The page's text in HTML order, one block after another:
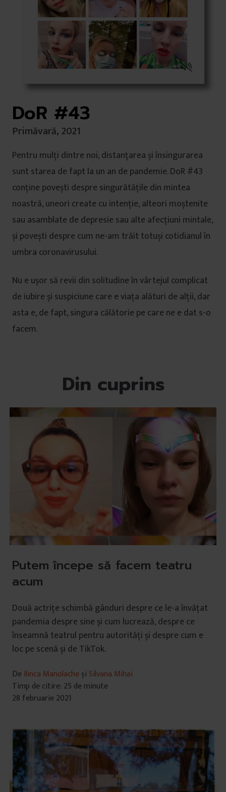
DoR #43
Primăvară, 2021
Pentru mulți dintre noi, distanțarea și însingurarea
sunt starea de fapt la un an de pandemie. DoR #43
conține povești despre singurătățile din mintea
noastră, uneori create cu intenție, alteori moștenite
sau asamblate de depresie sau alte afecțiuni mintale,
și povești despre cum ne-am trăit totuși cotidianul în
umbra coronavirusului.
Nu e ușor să revii din solitudine în vârtejul complicat
de iubire și suspiciune care e viața alături de alții, dar
asta e, de fapt, singura călătorie pe care ne e dat s-o
facem.
Din cuprins
Putem începe să facem teatru
acum
Două actrițe schimbă gânduri despre ce le-a învățat
pandemia despre sine și cum lucrează, despre ce
înseamnă teatrul pentru autorități și despre cum e
loc pe scenă și de TikTok.
De Ilinca Manolacheși Silvana Mihai
Timp de citire: 25 de minute
28 februarie 2021